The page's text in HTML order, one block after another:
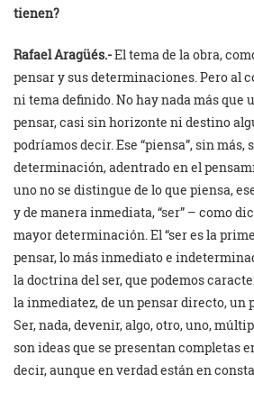
tienen?
Rafael Aragüés.-El tema de la obra,
pensar y sus determinaciones. Pero al
ni tema definido. No hay nada más que
pensar, casi sin horizonte ni destino
podríamos decir. Ese “piensa”, sin más,
determinación, adentrado en el
uno no se distingue de lo que piensa,
y de manera inmediata, “ser” – como
mayor determinación. El “ser es la
pensar, lo más inmediato e
la doctrina del ser, que podemos
la inmediatez, de un pensar directo, un
Ser, nada, devenir, algo, otro, uno,
son ideas que se presentan completas
decir, aunque en verdad están en